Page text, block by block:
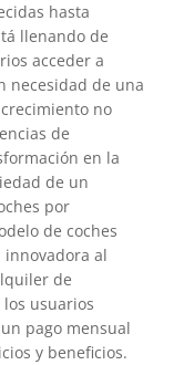
hasta
llenando de
acceder a
necesidad de una
no
de
en la
de un
por
de coches
al
de
usuarios
pago mensual
y beneficios.